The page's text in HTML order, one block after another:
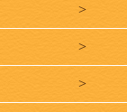
>
>
>